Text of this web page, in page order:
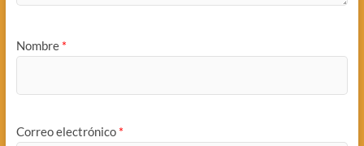
Nombre *
Correo electrónico *